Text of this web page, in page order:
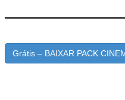
Grátis – BAIXAR PACK